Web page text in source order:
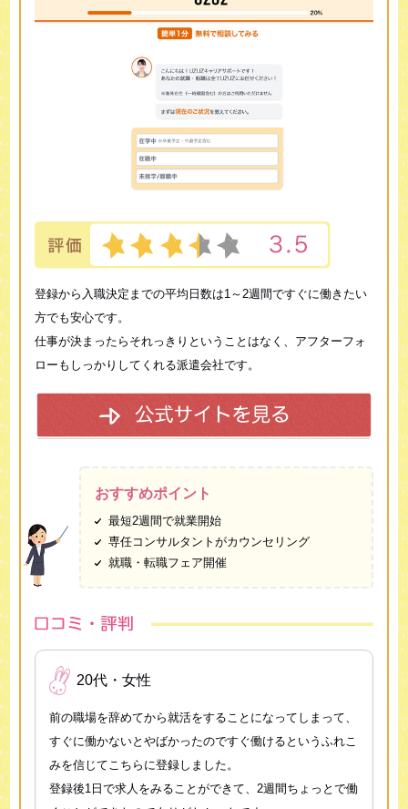
登録から入職決定までの平均日数は1～2週間ですぐに働きたい
方でも安心です。
仕事が決まったらそれっきりということはなく、アフターフォ
ローもしっかりしてくれる派遣会社です。
おすすめポイント
最短2週間で就業開始
専任コンサルタントがカウンセリング
就職・転職フェア開催
20代・女性
前の職場を辞めてから就活をすることになってしまって、
すぐに働かないとやばかったのですぐ働けるというふれこ
みを信じてこちらに登録しました。
登録後1日で求人をみることができて、2週間ちょっとで働